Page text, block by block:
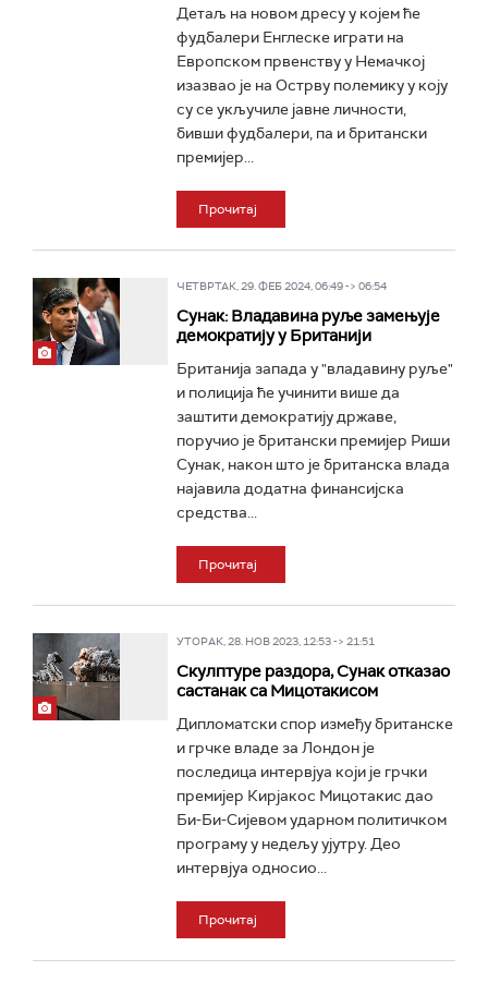
Детаљ на новом дресу у којем ће
фудбалери Енглеске играти на
Европском првенству у Немачкој
изазвао је на Острву полемику у коју
су се укључиле јавне личности,
бивши фудбалери, па и британски
премијер...
Прочитај
ЧЕТВРТАК, 29. ФЕБ 2024, 06:49 -> 06:54
Сунак: Владавина руље замењује
демократију у Британији
Британија запада у "владавину руље"
и полиција ће учинити више да
заштити демократију државе,
поручио је британски премијер Риши
Сунак, након што је британска влада
најавила додатна финансијска
средства...
Прочитај
УТОРАК, 28. НОВ 2023, 12:53 -> 21:51
Скулптуре раздора, Сунак отказао
састанак са Мицотакисом
Дипломатски спор између британске
и грчке владе за Лондон је
последица интервјуа који је грчки
премијер Кирјакос Мицотакис дао
Би-Би-Сијевом ударном политичком
програму у недељу ујутру. Део
интервјуа односио...
Прочитај